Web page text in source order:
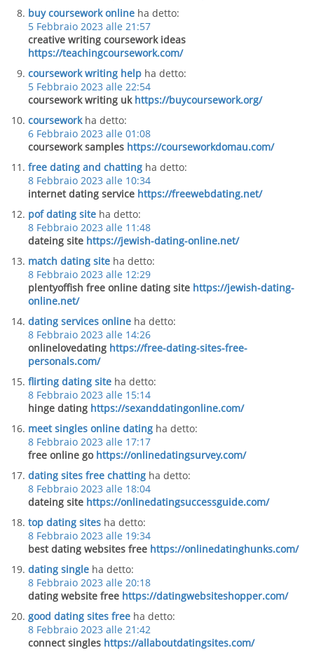
buy coursework online ha detto:
5 Febbraio 2023 alle 21:57
creative writing coursework ideas
https://teachingcoursework.com/
coursework writing help ha detto:
5 Febbraio 2023 alle 22:54
coursework writing uk https://buycoursework.org/
coursework ha detto:
6 Febbraio 2023 alle 01:08
coursework samples https://courseworkdomau.com/
free dating and chatting ha detto:
8 Febbraio 2023 alle 10:34
internet dating service https://freewebdating.net/
pof dating site ha detto:
8 Febbraio 2023 alle 11:48
dateing site https://jewish-dating-online.net/
match dating site ha detto:
8 Febbraio 2023 alle 12:29
plentyoffish free online dating site https://jewish-dating-
online.net/
dating services online ha detto:
8 Febbraio 2023 alle 14:26
onlinelovedating https://free-dating-sites-free-
personals.com/
flirting dating site ha detto:
8 Febbraio 2023 alle 15:14
hinge dating https://sexanddatingonline.com/
meet singles online dating ha detto:
8 Febbraio 2023 alle 17:17
free online go https://onlinedatingsurvey.com/
dating sites free chatting ha detto:
8 Febbraio 2023 alle 18:04
dateing site https://onlinedatingsuccessguide.com/
top dating sites ha detto:
8 Febbraio 2023 alle 19:34
best dating websites free https://onlinedatinghunks.com/
dating single ha detto:
8 Febbraio 2023 alle 20:18
dating website free https://datingwebsiteshopper.com/
good dating sites free ha detto:
8 Febbraio 2023 alle 21:42
connect singles https://allaboutdatingsites.com/